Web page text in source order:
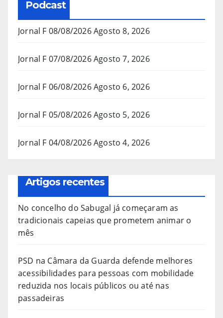
Podcast
Jornal F 08/08/2026Agosto 8, 2026
Jornal F 07/08/2026Agosto 7, 2026
Jornal F 06/08/2026Agosto 6, 2026
Jornal F 05/08/2026Agosto 5, 2026
Jornal F 04/08/2026Agosto 4, 2026
Artigos recentes
No concelho do Sabugal já começaram as
tradicionais capeias que prometem animar o
mês
PSD na Câmara da Guarda defende melhores
acessibilidades para pessoas com mobilidade
reduzida nos locais públicos ou até nas
passadeiras